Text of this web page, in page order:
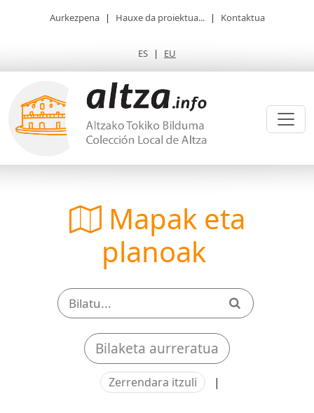
Aurkezpena | Hauxe da proiektua... | Kontaktua
ES | EU
Mapak eta
planoak
Bilaketa aurreratua
Zerrendara itzuli |